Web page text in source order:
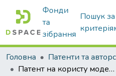
Фонди
та
зібрання
Пошук за
Головна
Патент на користу модель № 116239 "Робочий орган ґрунтообробної машини типу "strip-till"